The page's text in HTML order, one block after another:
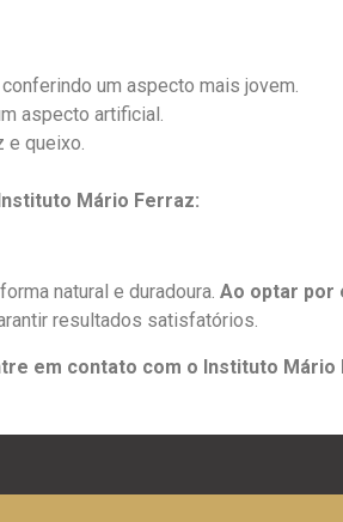
um aspecto mais jovem.
aspecto artificial.
queixo.
Mário Ferraz:
natural e duradoura. Ao optar por
resultados satisfatórios.
em contato com o Instituto Mário